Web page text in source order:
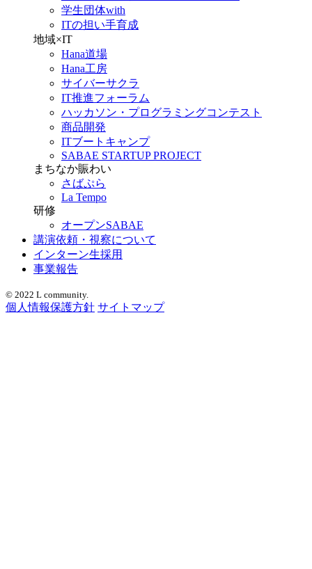
学生団体with
ITの担い手育成
地域×IT
Hana道場
Hana工房
サイバーサクラ
IT推進フォーラム
ハッカソン・プログラミングコンテスト
商品開発
ITブートキャンプ
SABAE STARTUP PROJECT
まちなか賑わい
さばぷら
La Tempo
研修
オープンSABAE
講演依頼・視察について
インターン生採用
事業報告
© 2022 L community.
個人情報保護方針 サイトマップ